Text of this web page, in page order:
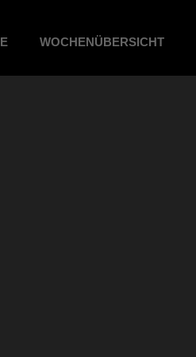
WOCHENÜBERSICHT